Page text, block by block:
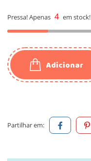
Pressa! Apenas 4 em stock!
Adicionar
Partilhar em: